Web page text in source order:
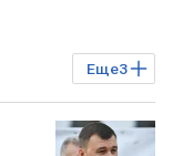
Еще3